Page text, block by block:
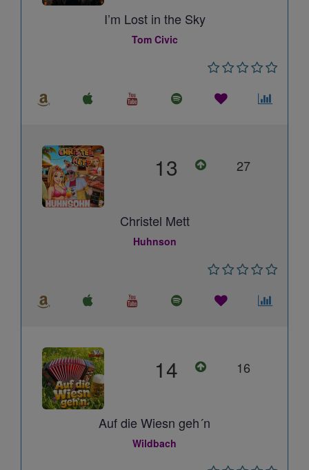
I’m Lost in the Sky
Tom Civic
13 27
Christel Mett
Huhnson
14 16
Auf die Wiesn geh´n
Wildbach